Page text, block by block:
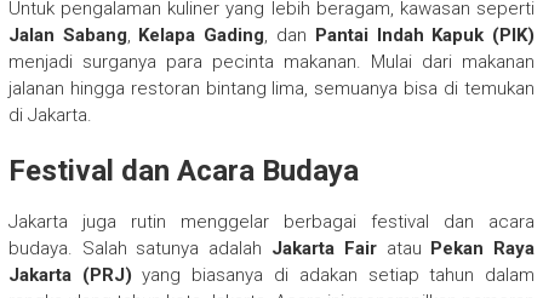
Untuk pengalaman kuliner yang lebih beragam, kawasan seperti
Jalan Sabang, Kelapa Gading, dan
Pantai Indah Kapuk (PIK)
menjadi surganya para pecinta makanan. Mulai dari makanan
jalanan hingga restoran bintang lima, semuanya bisa di temukan
di Jakarta.
Festival dan Acara Budaya
Jakarta juga rutin menggelar berbagai festival dan acara
budaya. Salah satunya adalah Jakarta Fairatau
Pekan Raya
Jakarta (PRJ) yang biasanya di adakan setiap tahun dalam